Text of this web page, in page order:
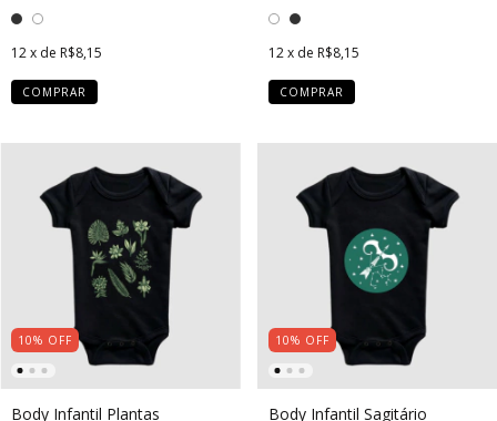
12x de R$8,15
COMPRAR
12 x de R$8,15
COMPRAR
10% OFF
Body Infantil Plantas
10% OFF
Body Infantil Sagitário